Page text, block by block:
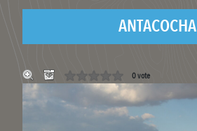
ANTACOCHA
0 vote